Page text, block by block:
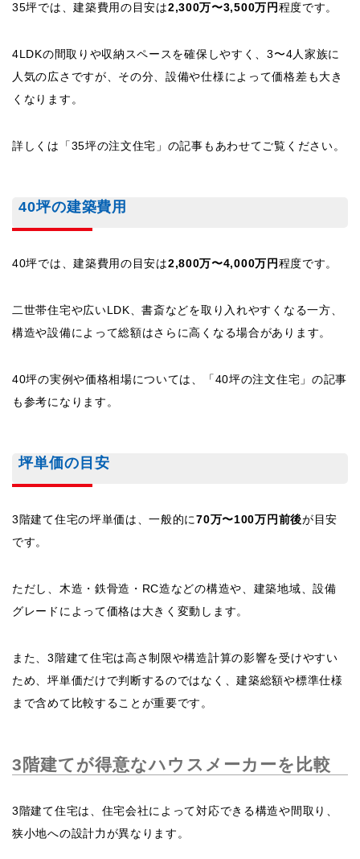
35坪では、建築費用の目安は2,300万〜3,500万円程度です。
4LDKの間取りや収納スペースを確保しやすく、3〜4人家族に
人気の広さですが、その分、設備や仕様によって価格差も大き
くなります。
詳しくは「35坪の注文住宅」の記事もあわせてご覧ください。
40坪の建築費用
40坪では、建築費用の目安は2,800万〜4,000万円程度です。
二世帯住宅や広いLDK、書斎などを取り入れやすくなる一方、
構造や設備によって総額はさらに高くなる場合があります。
40坪の実例や価格相場については、「40坪の注文住宅」の記事
も参考になります。
坪単価の目安
3階建て住宅の坪単価は、一般的に70万〜100万円前後が目安
です。
ただし、木造・鉄骨造・RC造などの構造や、建築地域、設備
グレードによって価格は大きく変動します。
また、3階建て住宅は高さ制限や構造計算の影響を受けやすい
ため、坪単価だけで判断するのではなく、建築総額や標準仕様
まで含めて比較することが重要です。
3階建てが得意なハウスメーカーを比較
3階建て住宅は、住宅会社によって対応できる構造や間取り、
狭小地への設計力が異なります。